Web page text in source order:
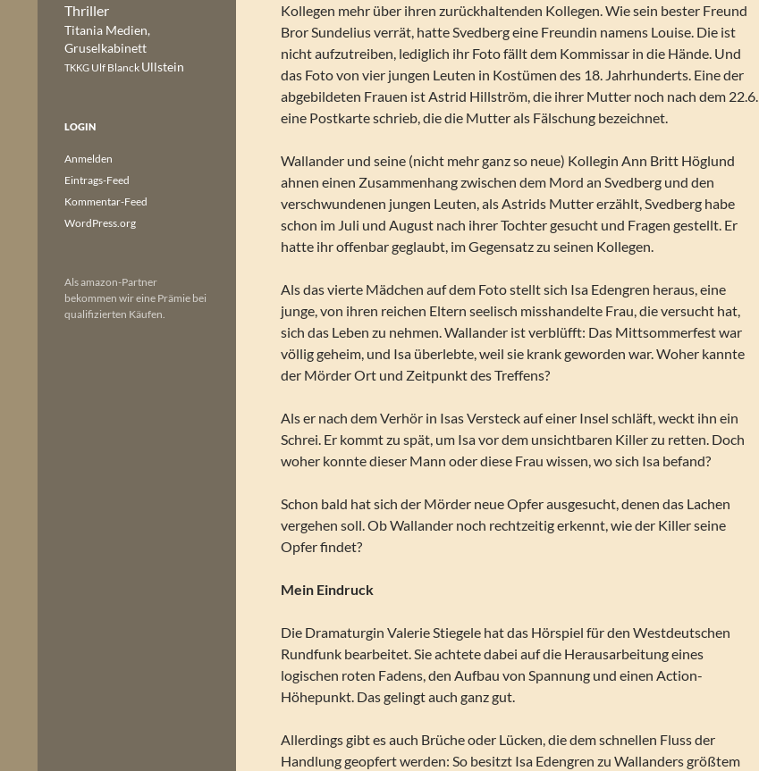
Kollegen mehr über ihren zurückhaltenden Kollegen. Wie sein bester Freund
Bror Sundelius verrät, hatte Svedberg eine Freundin namens Louise. Die ist
nicht aufzutreiben, lediglich ihr Foto fällt dem Kommissar in die Hände. Und
das Foto von vier jungen Leuten in Kostümen des 18. Jahrhunderts. Eine der
abgebildeten Frauen ist Astrid Hillström, die ihrer Mutter noch nach dem 22.6.
eine Postkarte schrieb, die die Mutter als Fälschung bezeichnet.
Wallander und seine (nicht mehr ganz so neue) Kollegin Ann Britt Höglund
ahnen einen Zusammenhang zwischen dem Mord an Svedberg und den
verschwundenen jungen Leuten, als Astrids Mutter erzählt, Svedberg habe
schon im Juli und August nach ihrer Tochter gesucht und Fragen gestellt. Er
hatte ihr offenbar geglaubt, im Gegensatz zu seinen Kollegen.
Als das vierte Mädchen auf dem Foto stellt sich Isa Edengren heraus, eine
junge, von ihren reichen Eltern seelisch misshandelte Frau, die versucht hat,
sich das Leben zu nehmen. Wallander ist verblüfft: Das Mittsommerfest war
völlig geheim, und Isa überlebte, weil sie krank geworden war. Woher kannte
der Mörder Ort und Zeitpunkt des Treffens?
Als er nach dem Verhör in Isas Versteck auf einer Insel schläft, weckt ihn ein
Schrei. Er kommt zu spät, um Isa vor dem unsichtbaren Killer zu retten. Doch
woher konnte dieser Mann oder diese Frau wissen, wo sich Isa befand?
Schon bald hat sich der Mörder neue Opfer ausgesucht, denen das Lachen
vergehen soll. Ob Wallander noch rechtzeitig erkennt, wie der Killer seine
Opfer findet?
Mein Eindruck
Die Dramaturgin Valerie Stiegele hat das Hörspiel für den Westdeutschen
Rundfunk bearbeitet. Sie achtete dabei auf die Herausarbeitung eines
logischen roten Fadens, den Aufbau von Spannung und einen Action-
Höhepunkt. Das gelingt auch ganz gut.
Allerdings gibt es auch Brüche oder Lücken, die dem schnellen Fluss der
Handlung geopfert werden: So besitzt Isa Edengren zu Wallanders größtem
Thriller
Titania Medien,
Gruselkabinett
TKKG Ulf Blanck Ullstein
LOGIN
Anmelden
Eintrags-Feed
Kommentar-Feed
WordPress.org
Als amazon-Partner
bekommen wir eine Prämie bei
qualifizierten Käufen.